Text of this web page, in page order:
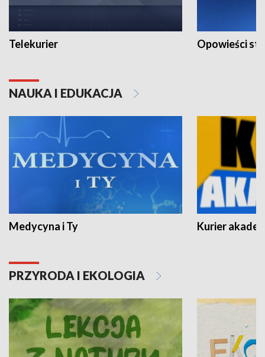
Telekurier Opowieści
NAUKA I EDUKACJA
Medycyna i Ty Kurier
PRZYRODA I EKOLOGIA